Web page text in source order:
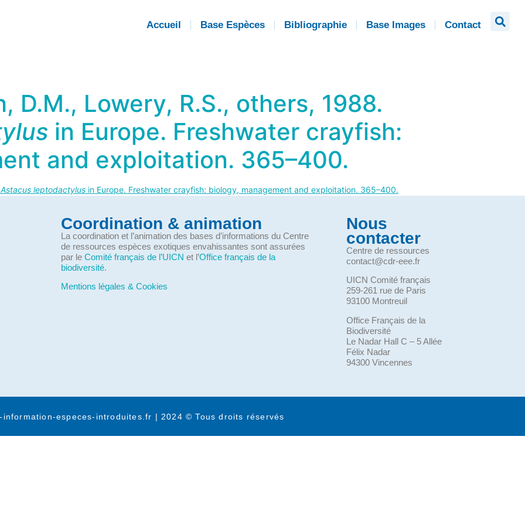
Accueil Base Espèces Bibliographie Base Images Contact
D.M., Lowery, R.S., others, 1988.
in Europe. Freshwater crayfish:
and exploitation. 365–400.
Astacus leptodactylus in Europe. Freshwater crayfish: biology, management and exploitation. 365–400.
Coordination & animation
La coordination et l’animation des bases d’informations du Centre
de ressources espèces exotiques envahissantes sont assurées
par le Comité français de l’UICN et l’Office français de la
biodiversité.
Mentions légales & Cookies
Nous
contacter
Centre de ressources
contact@cdr-eee.fr
UICN Comité français
259-261 rue de Paris
93100 Montreuil
Office Français de la
Biodiversité
Le Nadar Hall C – 5 Allée
Félix Nadar
94300 Vincennes
information-especes-introduites.fr | 2024 © Tous droits réservés